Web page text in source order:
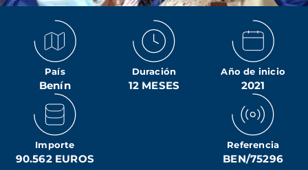
País
Benín
Duración
12 MESES
Año de inicio
2021
Importe
90.562 EUROS
Referencia
BEN/75296